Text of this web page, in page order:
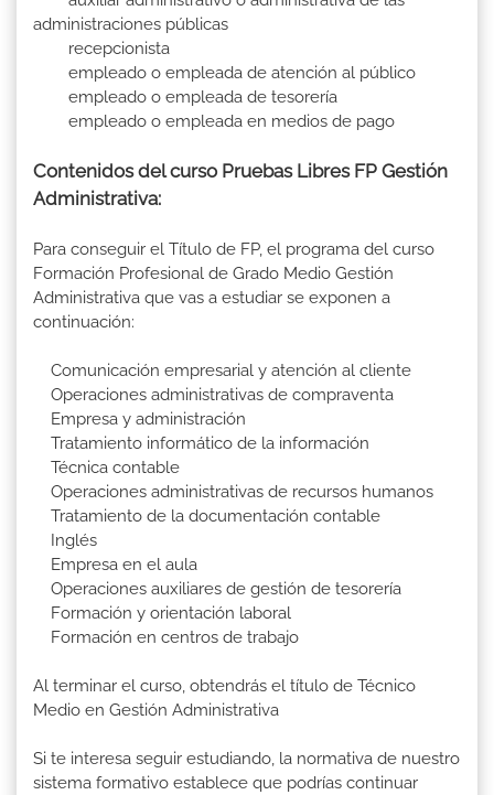
administraciones públicas
recepcionista
empleado o empleada de atención al público
empleado o empleada de tesorería
empleado o empleada en medios de pago
Contenidos del curso Pruebas Libres FP Gestión
Administrativa:
Para conseguir el Título de FP, el programa del curso
Formación Profesional de Grado Medio Gestión
Administrativa que vas a estudiar se exponen a
continuación:
Comunicación empresarial y atención al cliente
Operaciones administrativas de compraventa
Empresa y administración
Tratamiento informático de la información
Técnica contable
Operaciones administrativas de recursos humanos
Tratamiento de la documentación contable
Inglés
Empresa en el aula
Operaciones auxiliares de gestión de tesorería
Formación y orientación laboral
Formación en centros de trabajo
Al terminar el curso, obtendrás el título de Técnico
Medio en Gestión Administrativa
Si te interesa seguir estudiando, la normativa de nuestro
sistema formativo establece que podrías continuar